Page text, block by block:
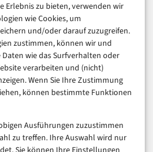
Erlebnis zu bieten, verwenden wir
wie Cookies, um
und/oder darauf zuzugreifen.
zustimmen, können wir und
wie das Surfverhalten oder
verarbeiten und (nicht)
Wenn Sie Ihre Zustimmung
können bestimmte Funktionen
Ausführungen zuzustimmen
zu treffen. Ihre Auswahl wird nur